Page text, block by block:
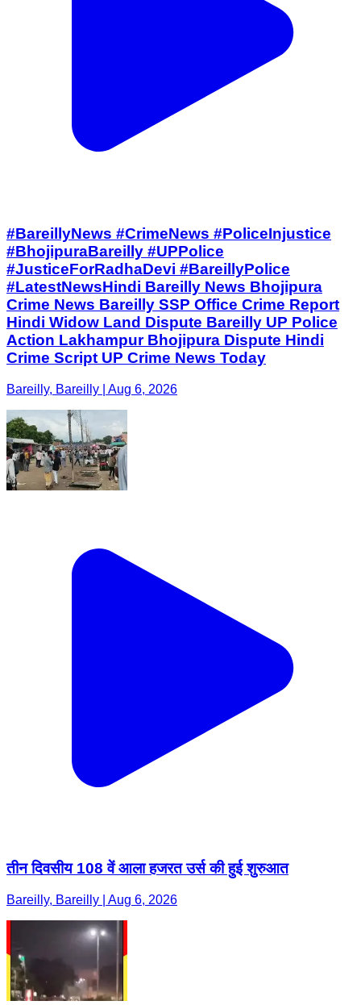
#BareillyNews #CrimeNews #PoliceInjustice
#BhojipuraBareilly #UPPolice
#JusticeForRadhaDevi #BareillyPolice
#LatestNewsHindi Bareilly News Bhojipura
Crime News Bareilly SSP Office Crime Report
Hindi Widow Land Dispute Bareilly UP Police
Action Lakhampur Bhojipura Dispute Hindi
Crime Script UP Crime News Today
Bareilly, Bareilly | Aug 6, 2026
तीन दिवसीय 108 वें आला हजरत उर्स की हुई शुरुआत
Bareilly, Bareilly | Aug 6, 2026